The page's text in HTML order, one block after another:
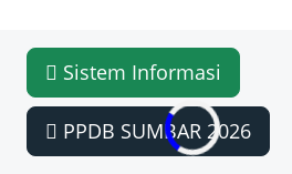
Sistem Informasi
PPDB SUMBAR 2026